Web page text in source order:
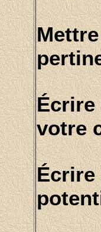
Écrire
votre
Écrire